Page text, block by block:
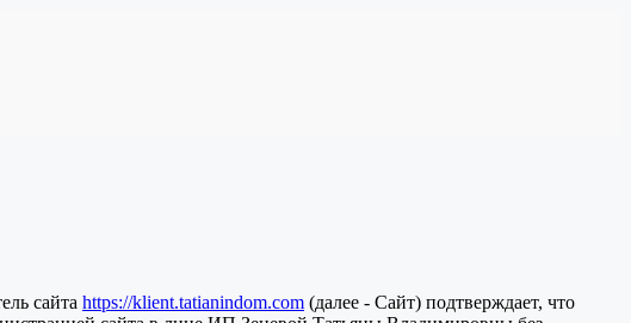
сайта https://klient.tatianindom.com (далее - Сайт) подтверждает, что